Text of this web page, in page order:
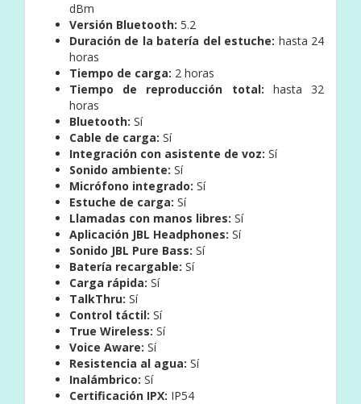
dBm
Versión Bluetooth: 5.2
Duración de la batería del estuche: hasta 24
horas
Tiempo de carga: 2 horas
Tiempo de reproducción total: hasta 32
horas
Bluetooth: Sí
Cable de carga: Sí
Integración con asistente de voz: Sí
Sonido ambiente: Sí
Micrófono integrado: Sí
Estuche de carga: Sí
Llamadas con manos libres: Sí
Aplicación JBL Headphones: Sí
Sonido JBL Pure Bass: Sí
Batería recargable: Sí
Carga rápida: Sí
TalkThru: Sí
Control táctil: Sí
True Wireless: Sí
Voice Aware: Sí
Resistencia al agua: Sí
Inalámbrico: Sí
Certificación IPX: IP54